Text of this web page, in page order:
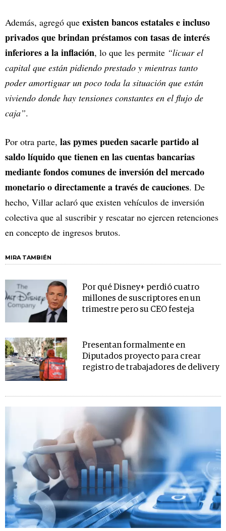
Además, agregó que existen bancos estatales e incluso
privados que brindan préstamos con tasas de interés
inferiores a la inflación, lo que les permite “licuar el
capital que están pidiendo prestado y mientras tanto
poder amortiguar un poco toda la situación que están
viviendo donde hay tensiones constantes en el flujo de
caja”.
Por otra parte, las pymes pueden sacarle partido al
saldo líquido que tienen en las cuentas bancarias
mediante fondos comunes de inversión del mercado
monetario o directamente a través de cauciones. De
hecho, Villar aclaró que existen vehículos de inversión
colectiva que al suscribir y rescatar no ejercen retenciones
en concepto de ingresos brutos.
MIRA TAMBIÉN
Por qué Disney+ perdió cuatro
millones de suscriptores en un
trimestre pero su CEO festeja
Presentan formalmente en
Diputados proyecto para crear
registro de trabajadores de delivery